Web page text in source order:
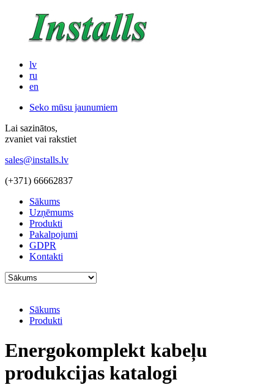
lv
ru
en
Seko mūsu jaunumiem
Lai sazinātos,
zvaniet vai rakstiet
sales@installs.lv
(+371) 66662837
Sākums
Uzņēmums
Produkti
Pakalpojumi
GDPR
Kontakti
Sākums
Produkti
Energokomplekt kabeļu
produkcijas katalogi